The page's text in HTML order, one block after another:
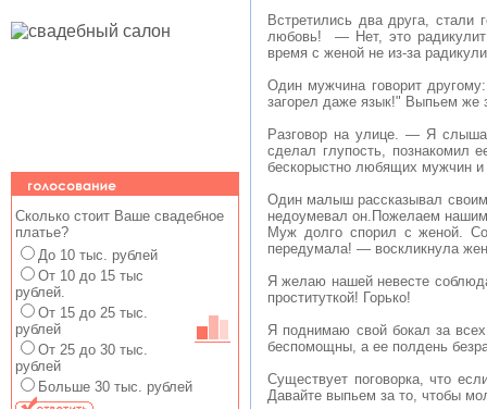
Сколько стоит Ваше свадебное
платье?
До 10 тыс. рублей
От 10 до 15 тыс
рублей.
От 15 до 25 тыс.
рублей
От 25 до 30 тыс.
рублей
Больше 30 тыс. рублей
Встретились два друга,
любовь! — Нет, это
время с женой не из-за
Один мужчина говорит
загорел даже язык!" Выпьем же
Разговор на улице. — Я
сделал глупость,
бескорыстно любящих мужчин
Один малыш рассказывал
недоумевал он.Пожелаем
Муж долго спорил с женой.
передумала! — воскликнула
Я желаю нашей невесте
проституткой! Горько!
Я поднимаю свой бокал за
беспомощны, а ее полдень
Существует поговорка, что
Давайте выпьем за то, чтобы